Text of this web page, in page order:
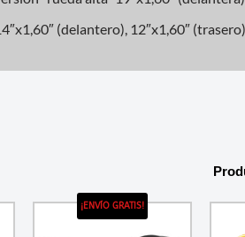
(delantero), 12″x1,60″ (trasero)
¡ENVÍO GRATIS!